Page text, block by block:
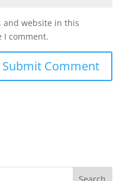
and website in this
I comment.